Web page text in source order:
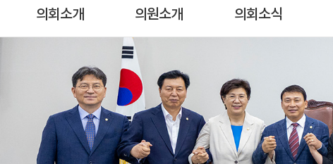
의회소개 의원소개 의회소식